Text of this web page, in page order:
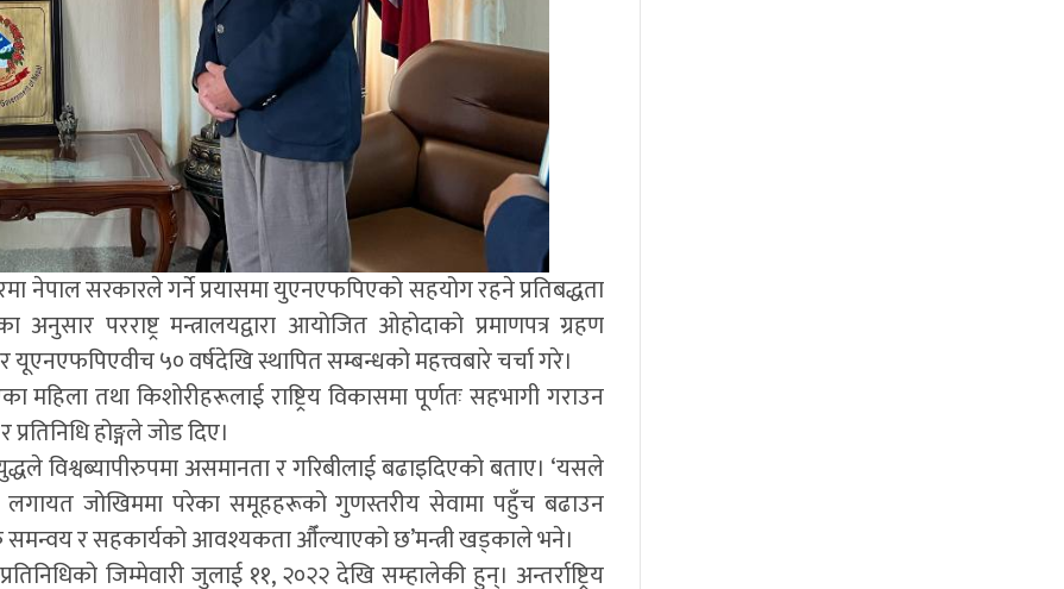
नेपाल सरकारले गर्ने प्रयासमा युएनएफपिएको सहयोग रहने प्रतिबद्धता
परराष्ट्र मन्त्रालयद्वारा आयोजित ओहोदाको प्रमाणपत्र ग्रहण
यूएनएफपिएवीच ५० वर्षदेखि स्थापित सम्बन्धको महत्त्वबारे चर्चा गरे।
महिला तथा किशोरीहरूलाई राष्ट्रिय विकासमा पूर्णतः सहभागी गराउन
होङ्गले जोड दिए।
विश्वब्यापीरुपमा असमानता र गरिबीलाई बढाइदिएको बताए। ‘यसले
जोखिममा परेका समूहहरूको गुणस्तरीय सेवामा पहुँच बढाउन
र सहकार्यको आवश्यकता औँल्याएको छ’मन्त्री खड्काले भने।
जिम्मेवारी जुलाई ११, २०२२ देखि सम्हालेकी हुन्। अन्तर्राष्ट्रिय